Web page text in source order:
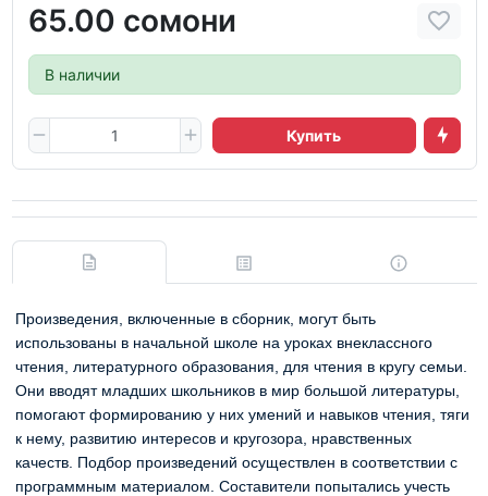
65.00 сомони
В наличии
Купить
Произведения, включенные в сборник, могут быть
использованы в начальной школе на уроках внеклассного
чтения, литературного образования, для чтения в кругу семьи.
Они вводят младших школьников в мир большой литературы,
помогают формированию у них умений и навыков чтения, тяги
к нему, развитию интересов и кругозора, нравственных
качеств. Подбор произведений осуществлен в соответствии с
программным материалом. Составители попытались учесть